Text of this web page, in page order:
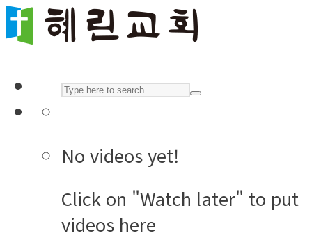
No videos yet!
Click on "Watch later" to put
videos here